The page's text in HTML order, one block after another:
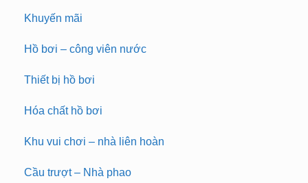
Khuyến mãi
Hồ bơi – công viên nước
Thiết bị hồ bơi
Hóa chất hồ bơi
Khu vui chơi – nhà liên hoàn
Cầu trượt – Nhà phao